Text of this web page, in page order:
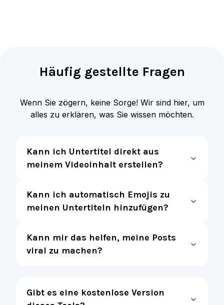
Häufig gestellte Fragen
Wenn Sie zögern, keine Sorge! Wir sind hier, um
alles zu erklären, was Sie wissen möchten.
Kann ich Untertitel direkt aus
meinem Videoinhalt erstellen?
Kann ich automatisch Emojis zu
meinen Untertiteln hinzufügen?
Kann mir das helfen, meine Posts
viral zu machen?
Gibt es eine kostenlose Version